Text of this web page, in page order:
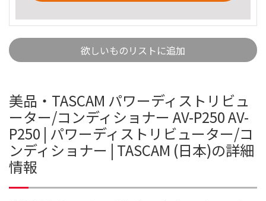
欲しいものリストに追加
美品・TASCAM パワーディストリビュ
ーター/コンディショナー AV-P250 AV-
P250 | パワーディストリビューター/コ
ンディショナー | TASCAM (日本)の詳細
情報